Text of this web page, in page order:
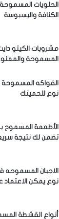
الحلويات
الكنافة والبسبوسة
مشروبات الكيتو
المسموحة
نوع للحميتك
الأطعمة المسموح
تضمن لك نتيجة
نوع يمكن الاعتماد
أنواع القشطة